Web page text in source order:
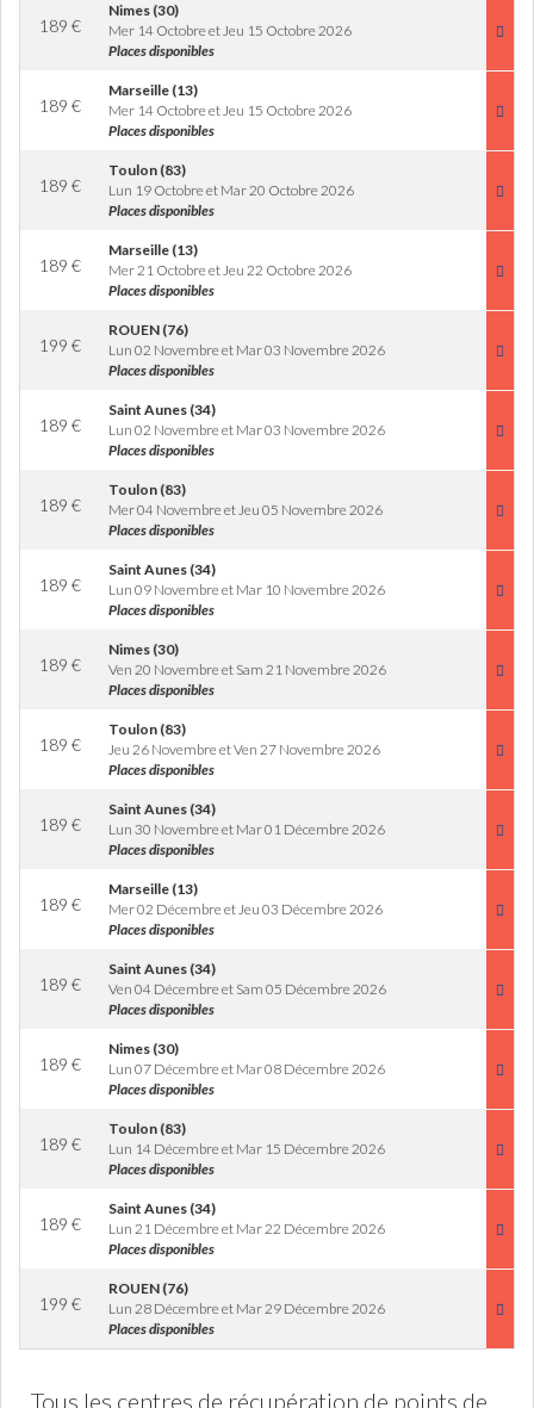
189 €
Nimes (30)
Mer 14 Octobre et Jeu 15 Octobre 2026
Places disponibles
189 €
Marseille (13)
Mer 14 Octobre et Jeu 15 Octobre 2026
Places disponibles
189 €
Toulon (83)
Lun 19 Octobre et Mar 20 Octobre 2026
Places disponibles
189 €
Marseille (13)
Mer 21 Octobre et Jeu 22 Octobre 2026
Places disponibles
199 €
ROUEN (76)
Lun 02 Novembre et Mar 03 Novembre 2026
Places disponibles
189 €
Saint Aunes (34)
Lun 02 Novembre et Mar 03 Novembre 2026
Places disponibles
189 €
Toulon (83)
Mer 04 Novembre et Jeu 05 Novembre 2026
Places disponibles
189 €
Saint Aunes (34)
Lun 09 Novembre et Mar 10 Novembre 2026
Places disponibles
189 €
Nimes (30)
Ven 20 Novembre et Sam 21 Novembre 2026
Places disponibles
189 €
Toulon (83)
Jeu 26 Novembre et Ven 27 Novembre 2026
Places disponibles
189 €
Saint Aunes (34)
Lun 30 Novembre et Mar 01 Décembre 2026
Places disponibles
189 €
Marseille (13)
Mer 02 Décembre et Jeu 03 Décembre 2026
Places disponibles
189 €
Saint Aunes (34)
Ven 04 Décembre et Sam 05 Décembre 2026
Places disponibles
189 €
Nimes (30)
Lun 07 Décembre et Mar 08 Décembre 2026
Places disponibles
189 €
Toulon (83)
Lun 14 Décembre et Mar 15 Décembre 2026
Places disponibles
189 €
Saint Aunes (34)
Lun 21 Décembre et Mar 22 Décembre 2026
Places disponibles
199 €
ROUEN (76)
Lun 28 Décembre et Mar 29 Décembre 2026
Places disponibles
Tous les centres de récupération de points de